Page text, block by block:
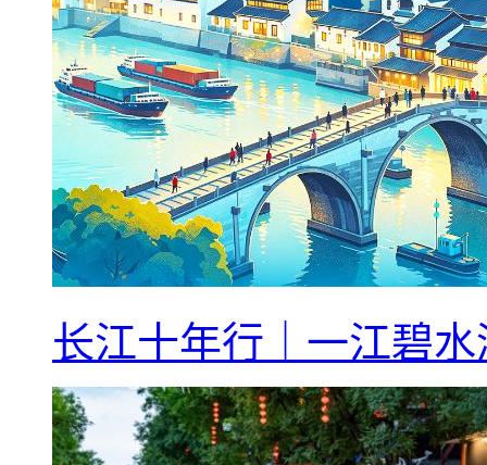
长江十年行｜一江碧